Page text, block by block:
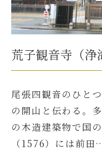
荒子観音寺（浄
尾張四観音のひと
の開山と伝わる。
の木造建築物で国
（1576）には前田